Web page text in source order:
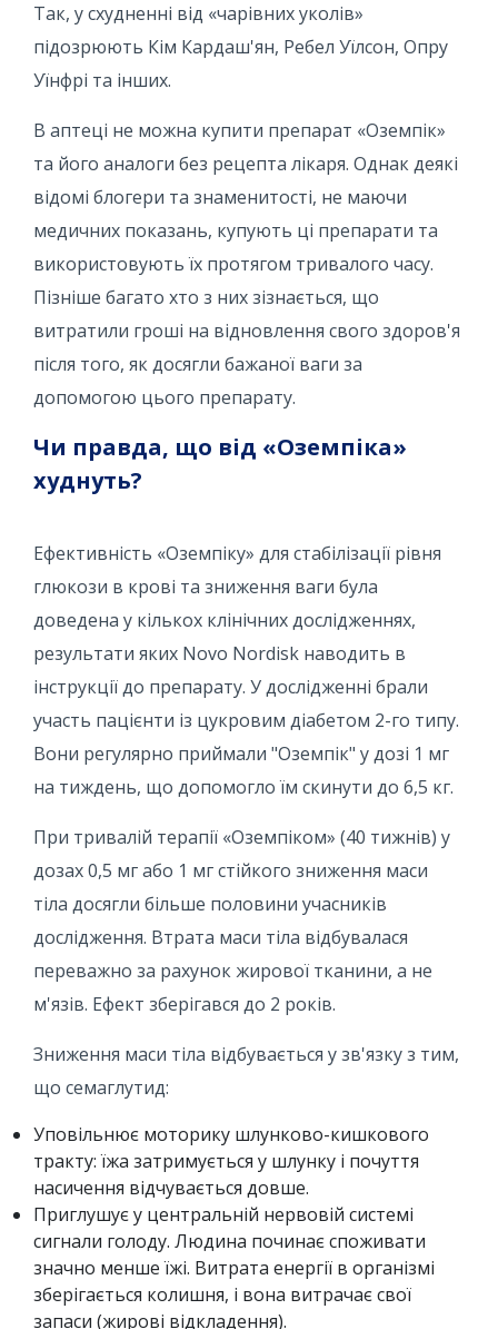
Так, у схудненні від «чарівних уколів»
підозрюють Кім Кардаш'ян, Ребел Уїлсон, Опру
Уїнфрі та інших.
В аптеці не можна купити препарат «Оземпік»
та його аналоги без рецепта лікаря. Однак деякі
відомі блогери та знаменитості, не маючи
медичних показань, купують ці препарати та
використовують їх протягом тривалого часу.
Пізніше багато хто з них зізнається, що
витратили гроші на відновлення свого здоров'я
після того, як досягли бажаної ваги за
допомогою цього препарату.
Чи правда, що від «Оземпіка»
худнуть?
Ефективність «Оземпіку» для стабілізації рівня
глюкози в крові та зниження ваги була
доведена у кількох клінічних дослідженнях,
результати яких Novo Nordisk наводить в
інструкції до препарату. У дослідженні брали
участь пацієнти із цукровим діабетом 2-го типу.
Вони регулярно приймали "Оземпік" у дозі 1 мг
на тиждень, що допомогло їм скинути до 6,5 кг.
При тривалій терапії «Оземпіком» (40 тижнів) у
дозах 0,5 мг або 1 мг стійкого зниження маси
тіла досягли більше половини учасників
дослідження. Втрата маси тіла відбувалася
переважно за рахунок жирової тканини, а не
м'язів. Ефект зберігався до 2 років.
Зниження маси тіла відбувається у зв'язку з тим,
що семаглутид:
Уповільнює моторику шлунково-кишкового
тракту: їжа затримується у шлунку і почуття
насичення відчувається довше.
Приглушує у центральній нервовій системі
сигнали голоду. Людина починає споживати
значно менше їжі. Витрата енергії в організмі
зберігається колишня, і вона витрачає свої
запаси (жирові відкладення).